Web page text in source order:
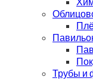
Трубы и